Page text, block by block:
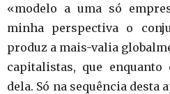
«modelo a uma só
minha perspectiva o
produz a mais-valia
capitalistas, que
dela. Só na sequência desta